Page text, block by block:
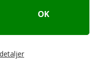
design og farvekombination
perfekt til enhver
i ørkenen eller bare
giver et solidt greb på